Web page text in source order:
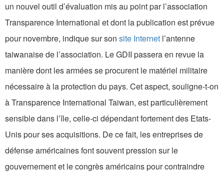
un nouvel outil d’évaluation mis au point par l’association
Transparence International et dont la publication est prévue
pour novembre, indique sur son site Internet l’antenne
taiwanaise de l’association. Le GDII passera en revue la
manière dont les armées se procurent le matériel militaire
nécessaire à la protection du pays. Cet aspect, souligne-t-on
à Transparence International Taiwan, est particulièrement
sensible dans l’île, celle-ci dépendant fortement des Etats-
Unis pour ses acquisitions. De ce fait, les entreprises de
défense américaines font souvent pression sur le
gouvernement et le congrès américains pour contraindre